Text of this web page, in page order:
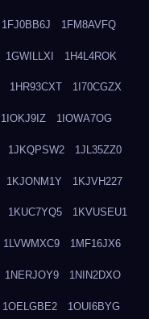
1FJ0BB6J 1FM8AVFQ
1GWILLXI 1H4L4ROK
1HR93CXT 1I70CGZX
1IOKJ9IZ 1IOWA7OG
1JKQPSW2 1JL35ZZ0
1KJONM1Y 1KJVH227
1KUC7YQ5 1KVUSEU1
1LVWMXC9 1MF16JX6
1NERJOY9 1NIN2DXO
1OELGBE2 1OUI6BYG